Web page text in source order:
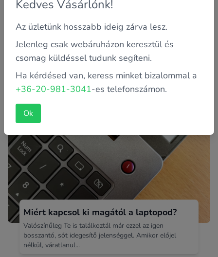
Miért tőlünk vásárolj laptopot vagy
számítógépet?
egy műszaki áruházlánc egyik üzletében? Bizonyára már
Te is tal...
Miért kapcsol ki magától a laptopod?
Valószínűleg Te is találkoztál már ezzel az igen
bosszantó, sőt idegesítő jelenséggel. Amikor előjel
nélkül, váratlanul...
Kedves Vásárlónk!
Az üzletünk hosszabb ideig zárva lesz.
Jelenleg csak webáruházon keresztül és
csomag küldéssel tudunk segíteni.
Ha kérdésed van, keress minket bizalommal a
+36-20-981-3041-es telefonszámon.
Ok